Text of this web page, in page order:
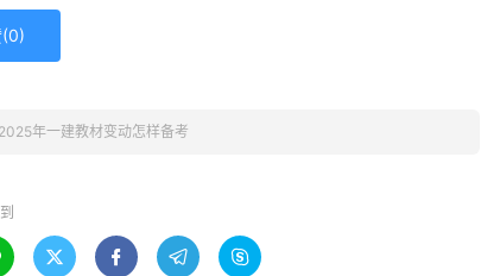
0)
2025年一建教材变动怎样备考
   